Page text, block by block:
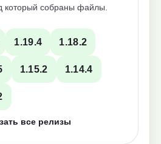
который собраны файлы.
1.19.4 1.18.2
1.15.2 1.14.4
все релизы